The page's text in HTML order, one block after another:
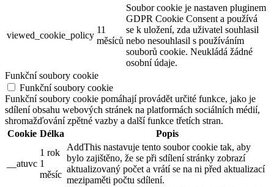
viewed_cookie_policy
11
měsíců
Soubor cookie je nastaven pluginem
GDPR Cookie Consent a používá
se k uložení, zda uživatel souhlasil
nebo nesouhlasil s používáním
souborů cookie. Neukládá žádné
osobní údaje.
Funkční soubory cookie
Funkční soubory cookie
Funkční soubory cookie pomáhají provádět určité funkce, jako je
sdílení obsahu webových stránek na platformách sociálních médií,
shromažďování zpětné vazby a další funkce třetích stran.
Cookie Délka Popis
__atuvc
1 rok
1
měsíc
AddThis nastavuje tento soubor cookie tak, aby
bylo zajištěno, že se při sdílení stránky zobrazí
aktualizovaný počet a vrátí se na ni před aktualizací
mezipaměti počtu sdílení.